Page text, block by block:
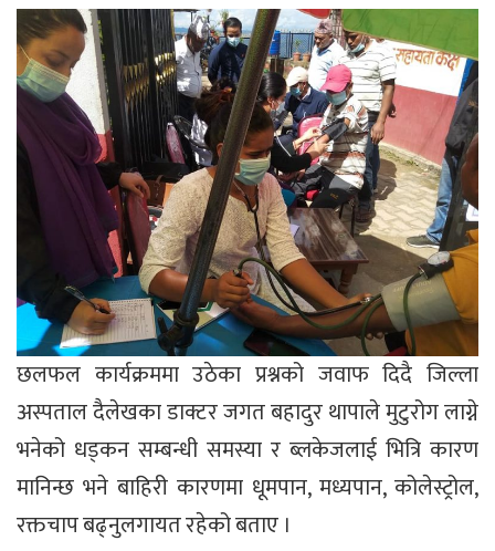
छलफल कार्यक्रममा उठेका प्रश्नको जवाफ दिदै जिल्ला
अस्पताल दैलेखका डाक्टर जगत बहादुर थापाले मुटुरोग लाग्ने
भनेको धड्कन सम्बन्धी समस्या र ब्लकेजलाई भित्रि कारण
मानिन्छ भने बाहिरी कारणमा धूमपान, मध्यपान, कोलेस्ट्रोल,
रक्तचाप बढ्नुलगायत रहेको बताए ।